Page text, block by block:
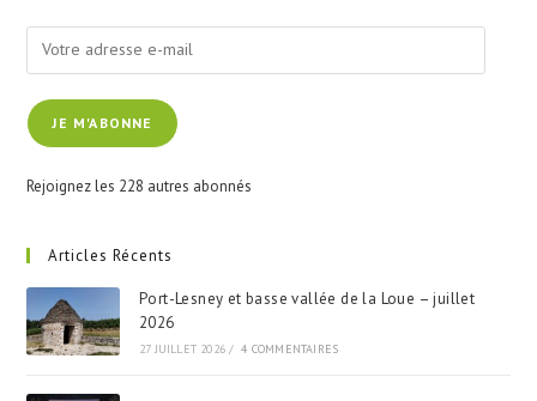
Votre
adresse
e-
mailJE M'ABONNE
Rejoignez les 228 autres abonnés
Articles Récents
Port-Lesney et basse vallée de la Loue – juillet
2026
27 JUILLET 2026 / 4 COMMENTAIRES